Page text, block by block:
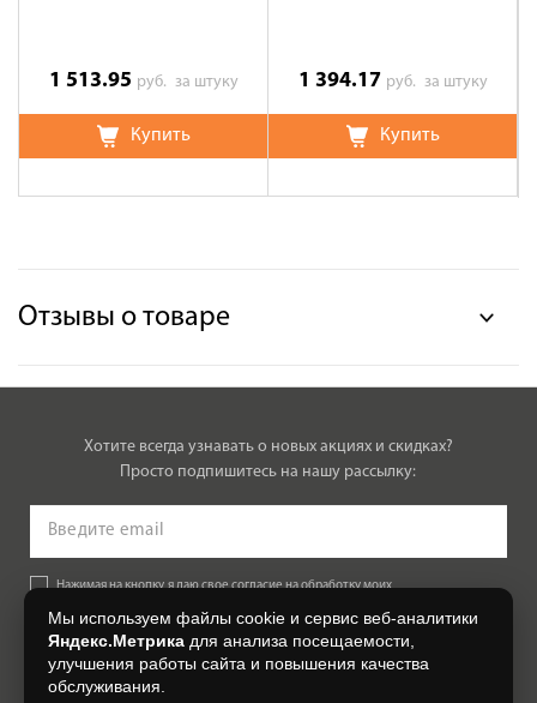
1 513.95 руб. за штуку
Купить
1 394.17 руб. за штуку
Купить
Отзывы о товаре
Хотите всегда узнавать о новых акциях и скидках?
Просто подпишитесь на нашу рассылку:
Нажимая на кнопку, я даю свое согласие на обработку моих
Согласии на обработку персональных данных.
Мы используем файлы cookie и сервис веб-аналитики
Яндекс.Метрика для анализа посещаемости,
улучшения работы сайта и повышения качества
обслуживания.